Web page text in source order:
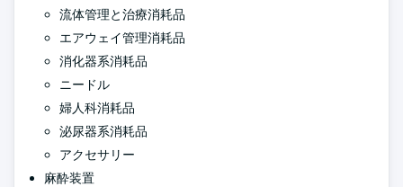
流体管理と治療消耗品
エアウェイ管理消耗品
消化器系消耗品
ニードル
婦人科消耗品
泌尿器系消耗品
アクセサリー
麻酔装置